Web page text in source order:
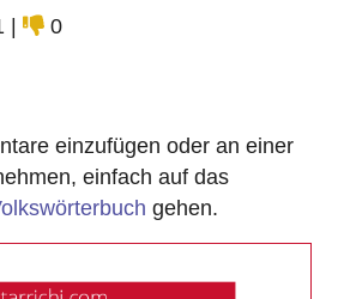
| 0
einzufügen oder an einer
einfach auf das
gehen.